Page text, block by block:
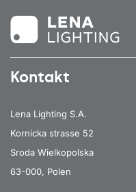
Kontakt
Lena Lighting S.A.
Kornicka strasse 52
Sroda Wielkopolska
63-000, Polen